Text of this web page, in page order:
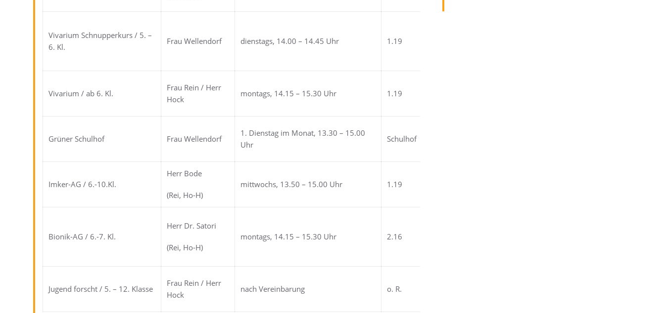
Vivarium Schnupperkurs / 5. –
6. Kl.
Frau Wellendorf dienstags, 14.00 – 14.45 Uhr 1.19
Vivarium / ab 6. Kl.
Frau Rein / Herr
Hock
montags, 14.15 – 15.30 Uhr 1.19
Grüner Schulhof Frau Wellendorf
1. Dienstag im Monat, 13.30 – 15.00
Uhr
Schulhof
Imker-AG / 6.-10.Kl.
Herr Bode
(Rei, Ho-H)
mittwochs, 13.50 – 15.00 Uhr 1.19
Bionik-AG / 6.-7. Kl.
Herr Dr. Satori
(Rei, Ho-H)
montags, 14.15 – 15.30 Uhr 2.16
Jugend forscht / 5. – 12. Klasse
Frau Rein / Herr
Hock
nach Vereinbarung o. R.